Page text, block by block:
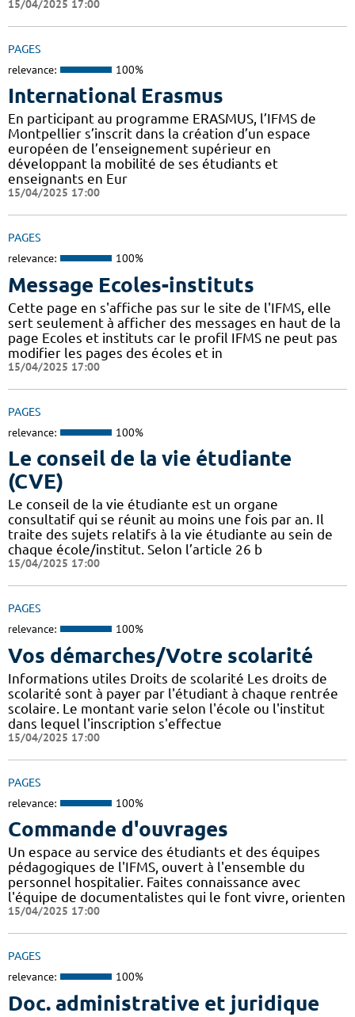
15/04/2025 17:00
PAGES
relevance: 100%
International Erasmus
En participant au programme ERASMUS, l’IFMS de
Montpellier s’inscrit dans la création d’un espace
européen de l’enseignement supérieur en
développant la mobilité de ses étudiants et
enseignants en Eur
15/04/2025 17:00
PAGES
relevance: 100%
Message Ecoles-instituts
Cette page en s'affiche pas sur le site de l'IFMS, elle
sert seulement à afficher des messages en haut de la
page Ecoles et instituts car le profil IFMS ne peut pas
modifier les pages des écoles et in
15/04/2025 17:00
PAGES
relevance: 100%
Le conseil de la vie étudiante
(CVE)
Le conseil de la vie étudiante est un organe
consultatif qui se réunit au moins une fois par an. Il
traite des sujets relatifs à la vie étudiante au sein de
chaque école/institut. Selon l’article 26 b
15/04/2025 17:00
PAGES
relevance: 100%
Vos démarches/Votre scolarité
Informations utiles Droits de scolarité Les droits de
scolarité sont à payer par l'étudiant à chaque rentrée
scolaire. Le montant varie selon l'école ou l'institut
dans lequel l'inscription s'effectue
15/04/2025 17:00
PAGES
relevance: 100%
Commande d'ouvrages
Un espace au service des étudiants et des équipes
pédagogiques de l'IFMS, ouvert à l'ensemble du
personnel hospitalier. Faites connaissance avec
l'équipe de documentalistes qui le font vivre, orienten
15/04/2025 17:00
PAGES
relevance: 100%
Doc. administrative et juridique